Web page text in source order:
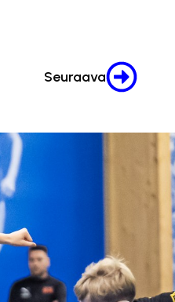
Seuraava